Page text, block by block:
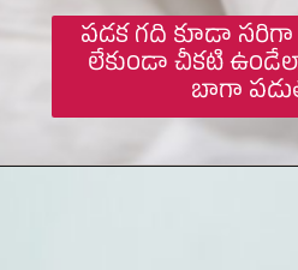
పడక గది కూడా సరిగా
లేకుండా చీకటి ఉండేలా
బాగా